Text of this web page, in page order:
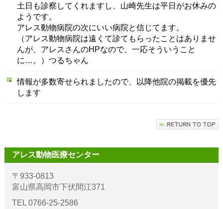
土日も診察してくれますし、山崎先生は平日がお休みの
ようです。
アレス動物病院の次にいい病院と信じてます。
（アレス動物病院は遠くて診てもらったことはありませ
んが、アレスさんのHPなので、一応そういうこと
に…。）つるちゃん
情報が多数寄せられましたので、以降他院の掲載を優先
します
アレス動物医療センター
〒933-0813
富山県高岡市下伏間江371
TEL 0766-25-2586